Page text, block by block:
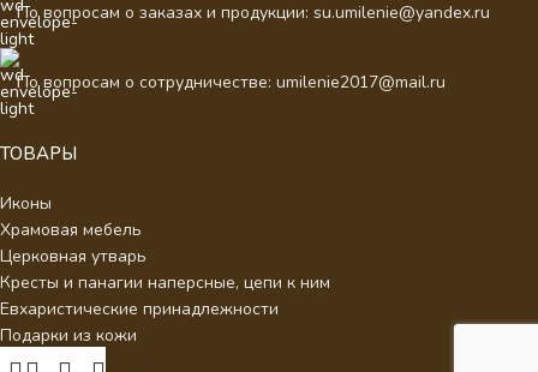
По вопросам о заказах и продукции: su.umilenie@yandex.ru
По вопросам о сотрудничестве: umilenie2017@mail.ru
ТОВАРЫ
Иконы
Храмовая мебель
Церковная утварь
Кресты и панагии наперсные, цепи к ним
Евхаристические принадлежности
Подарки из кожи